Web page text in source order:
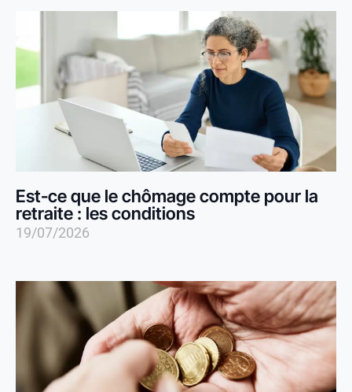
Est-ce que le chômage compte pour la
retraite : les conditions
19/07/2026